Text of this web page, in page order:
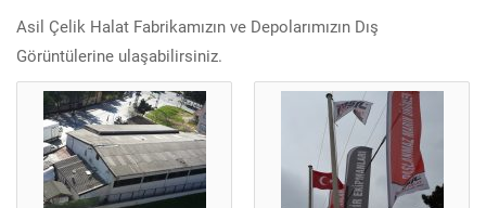
Asil Çelik Halat Fabrikamızın ve Depolarımızın Dış
Görüntülerine ulaşabilirsiniz.